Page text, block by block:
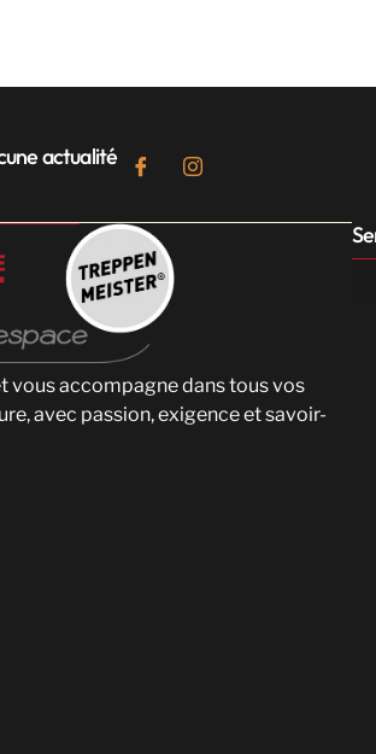
actualité
vous accompagne dans tous vos
avec passion, exigence et savoir-